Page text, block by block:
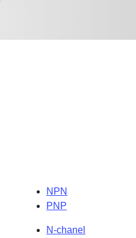
NPN
PNP
N-chanel